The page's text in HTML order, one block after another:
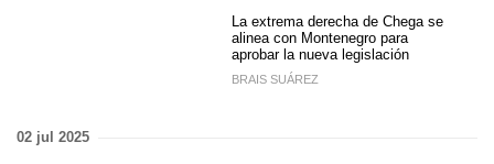
La extrema derecha de Chega se
alinea con Montenegro para
aprobar la nueva legislación
BRAIS SUÁREZ
02 jul 2025